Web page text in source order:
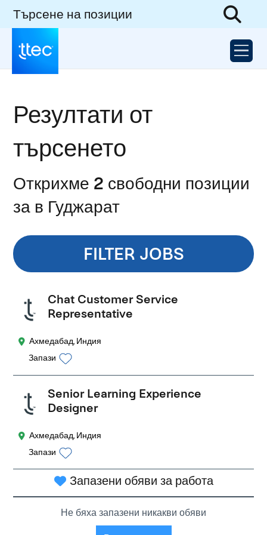
Търсене на позиции
Резултати от
търсенето
Открихме 2 свободни позиции
за в Гуджарат
FILTER JOBS
Chat Customer Service
Representative
Ахмедабад, Индия
Запази
Senior Learning Experience
Designer
Ахмедабад, Индия
Запази
Запазени обяви за работа
Не бяха запазени никакви обяви